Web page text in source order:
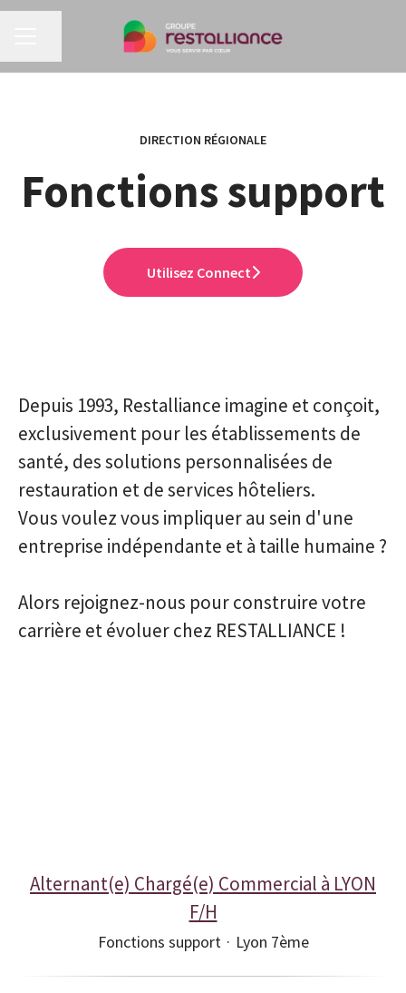
Partager la page
DIRECTION RÉGIONALE
Fonctions support
Utilisez Connect
Depuis 1993, Restalliance imagine et conçoit,
exclusivement pour les établissements de
santé, des solutions personnalisées de
restauration et de services hôteliers.
Vous voulez vous impliquer au sein d'une
entreprise indépendante et à taille humaine ?
Alors rejoignez-nous pour construire votre
carrière et évoluer chez RESTALLIANCE !
Alternant(e) Chargé(e) Commercial à LYON
F/H
Fonctions support · Lyon 7ème